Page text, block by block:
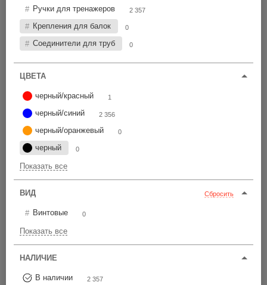
Ручки для тренажеров 2 357
Крепления для балок 0
Соединители для труб 0
ЦВЕТА
черный/красный 1
черный/синий 2 356
черный/оранжевый 0
черный 0
Показать все
ВИД Сбросить
Винтовые 0
Показать все
НАЛИЧИЕ
В наличии 2 357